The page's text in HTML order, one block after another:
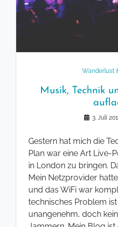
Wanderlust
Musik, Technik
3. Juli
Gestern hat mich die
Plan war eine Art Live-
in London zu bringen.
Mein Netzprovider
und das WiFi war
technisches Problem
unangenehm, doch